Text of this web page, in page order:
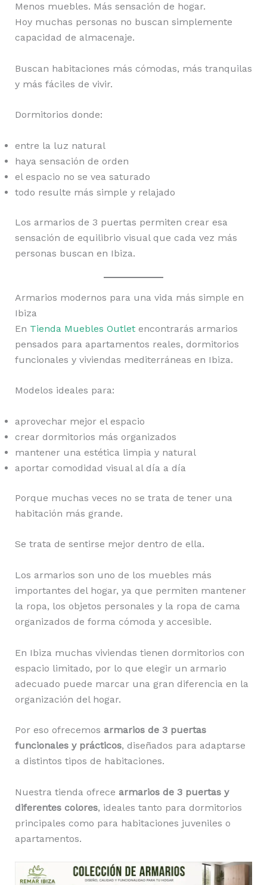
Menos muebles. Más sensación de hogar.
Hoy muchas personas no buscan simplemente
capacidad de almacenaje.
Buscan habitaciones más cómodas, más tranquilas
y más fáciles de vivir.
Dormitorios donde:
entre la luz natural
haya sensación de orden
el espacio no se vea saturado
todo resulte más simple y relajado
Los armarios de 3 puertas permiten crear esa
sensación de equilibrio visual que cada vez más
personas buscan en Ibiza.
Armarios modernos para una vida más simple en
Ibiza
En Tienda Muebles Outletencontrarás armarios
pensados para apartamentos reales, dormitorios
funcionales y viviendas mediterráneas en Ibiza.
Modelos ideales para:
aprovechar mejor el espacio
crear dormitorios más organizados
mantener una estética limpia y natural
aportar comodidad visual al día a día
Porque muchas veces no se trata de tener una
habitación más grande.
Se trata de sentirse mejor dentro de ella.
Los armarios son uno de los muebles más
importantes del hogar, ya que permiten mantener
la ropa, los objetos personales y la ropa de cama
organizados de forma cómoda y accesible.
En Ibiza muchas viviendas tienen dormitorios con
espacio limitado, por lo que elegir un armario
adecuado puede marcar una gran diferencia en la
organización del hogar.
Por eso ofrecemos armarios de 3 puertas
funcionales y prácticos, diseñados para adaptarse
a distintos tipos de habitaciones.
Nuestra tienda ofrece armarios de 3 puertas y
diferentes colores, ideales tanto para dormitorios
principales como para habitaciones juveniles o
apartamentos.